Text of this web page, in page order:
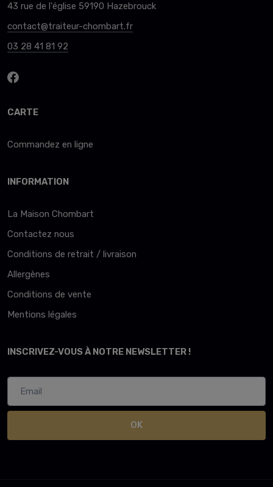
43 rue de l'église 59190 Hazebrouck
contact@traiteur-chombart.fr
03 28 41 81 92
CARTE
Commandez en ligne
INFORMATION
La Maison Chombart
Contactez nous
Conditions de retrait / livraison
Allergènes
Conditions de vente
Mentions légales
INSCRIVEZ-VOUS À NOTRE NEWSLETTER !
OK